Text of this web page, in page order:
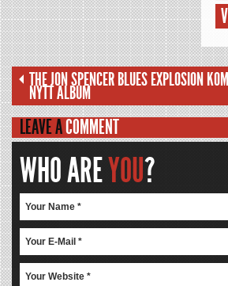
THE JON SPENCER BLUES EXPLOSION
NYTT ALBUM
LEAVE ACOMMENT
WHO AREYOU?